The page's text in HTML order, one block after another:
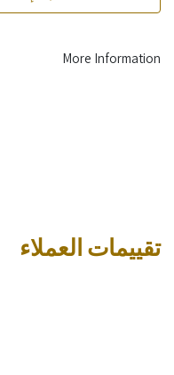
More Information
تقييمات العملاء